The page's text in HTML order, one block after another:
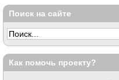
Поиск на сайте
Как помочь проекту?